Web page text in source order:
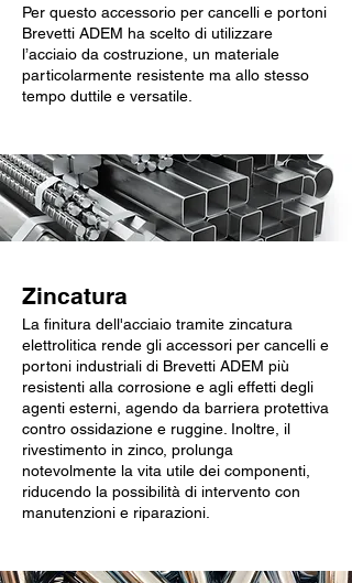
Per questo accessorio per cancelli e portoni
Brevetti ADEM ha scelto di utilizzare
l’acciaio da costruzione, un materiale
particolarmente resistente ma allo stesso
tempo duttile e versatile.
Zincatura
La finitura dell'acciaio tramite zincatura
elettrolitica rende gli accessori per cancelli e
portoni industriali di Brevetti ADEM più
resistenti alla corrosione e agli effetti degli
agenti esterni, agendo da barriera protettiva
contro ossidazione e ruggine. Inoltre, il
rivestimento in zinco, prolunga
notevolmente la vita utile dei componenti,
riducendo la possibilità di intervento con
manutenzioni e riparazioni.